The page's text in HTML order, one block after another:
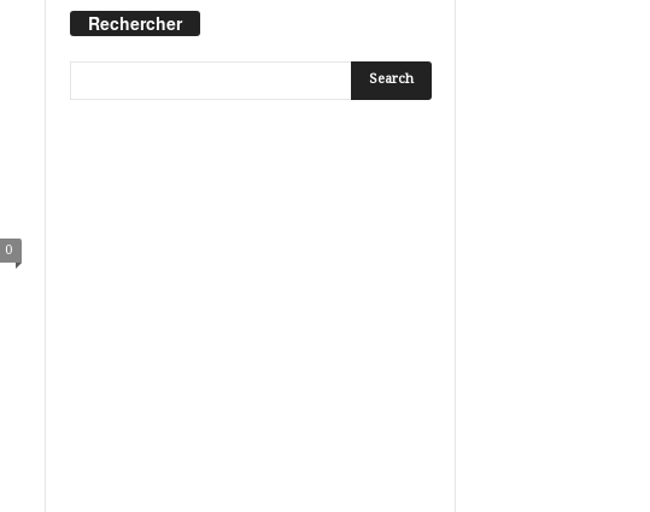
0
Rechercher